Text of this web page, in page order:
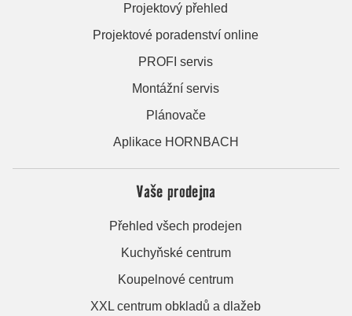
Projektový přehled
Projektové poradenství online
PROFI servis
Montážní servis
Plánovače
Aplikace HORNBACH
Vaše prodejna
Přehled všech prodejen
Kuchyňské centrum
Koupelnové centrum
XXL centrum obkladů a dlažeb